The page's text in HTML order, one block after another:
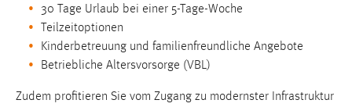
30 Tage Urlaub bei einer 5-Tage-Woche
Teilzeitoptionen
Kinderbetreuung und familienfreundliche Angebote
Betriebliche Altersvorsorge (VBL)
Zudem profitieren Sie vom Zugang zu modernster Infrastruktur
Anbieter:
Facebook
Zweck: